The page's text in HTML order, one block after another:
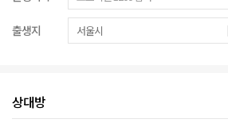
출생지
상대방